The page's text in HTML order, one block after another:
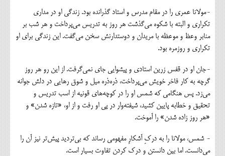
-مولانا عمری را در مقام مدرس و استاد گذرانده بود. زندگی او در مداری
تکراری و البته با شکوه می‌گذشت هر روز به تدریس می‌پرداخت و هر شب بر
منابر وعظ و موعظه با مریدان و دوستدارنش سخن می‌گفت. این زندگی برای او
تکراری و روزمره بود.
-جان او در قفس زرین استادی و پیشوایی جای نمی‌گرفت. از این رو هر روز
گرچه به کار فاخر خویش می‌پرداخت، ذره‌ذره میل و شوق رهایی در دلش جوانه
می‌زد. پس هنگامی که شمس او را در کوچه‌های قونیه از اسب تدریس و
تحقیق و خطابه پایین کشید، شیفته‌وار در پی او رفت و از او، «تازه شدن» و
«هر روز زاده شدن» را آموخت.
- شمس، مولانا را به درکِ آشکارِ مفهومی رساند که بی‌تردید پیش‌تر نیز آن را
می‌دانست. اما بین دانستن و درک کردن تفاوت بسیار است.